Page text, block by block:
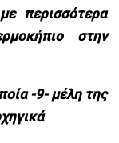
περισσότερα
στην
-9- μέλη της